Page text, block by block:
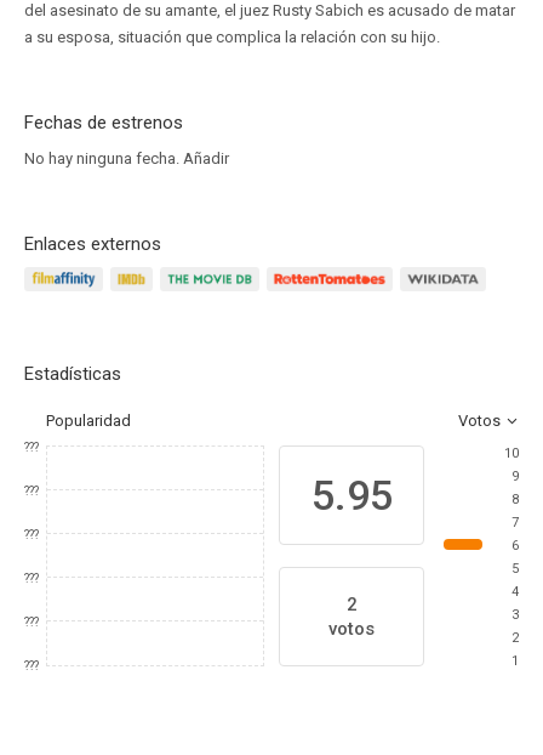
del asesinato de su amante, el juez Rusty Sabich es acusado de matar
a su esposa, situación que complica la relación con su hijo.
Fechas de estrenos
No hay ninguna fecha. Añadir
Enlaces externos
Estadísticas
Popularidad Votos
???
???
???
???
???
???
5.95
2
votos
10
9
8
7
6
5
4
3
2
1